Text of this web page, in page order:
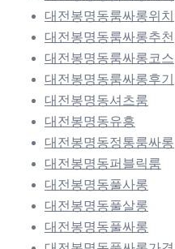
대전봉명동룸싸롱위치
대전봉명동룸싸롱추천
대전봉명동룸싸롱코스
대전봉명동룸싸롱후기
대전봉명동셔츠룸
대전봉명동유흥
대전봉명동정통룸싸롱
대전봉명동퍼블릭룸
대전봉명동풀사롱
대전봉명동풀살롱
대전봉명동풀싸롱